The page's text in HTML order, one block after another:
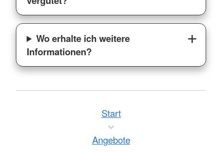
Wo erhalte ich weitere
Informationen?
Start
Angebote